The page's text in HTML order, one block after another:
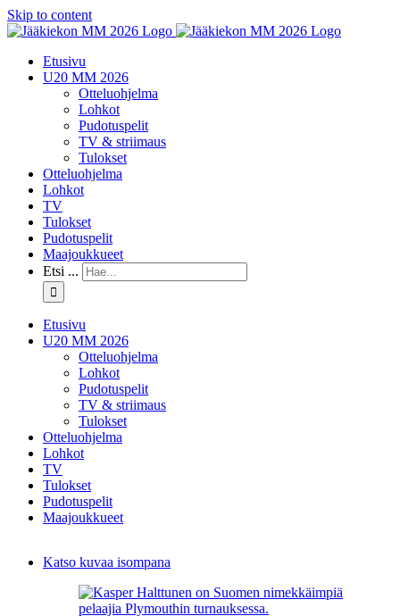
Skip to content
Etusivu
U20 MM 2026
Otteluohjelma
Lohkot
Pudotuspelit
TV & striimaus
Tulokset
Otteluohjelma
Lohkot
TV
Tulokset
Pudotuspelit
Maajoukkueet
Etsi ...
Etusivu
U20 MM 2026
Otteluohjelma
Lohkot
Pudotuspelit
TV & striimaus
Tulokset
Otteluohjelma
Lohkot
TV
Tulokset
Pudotuspelit
Maajoukkueet
Katso kuvaa isompana